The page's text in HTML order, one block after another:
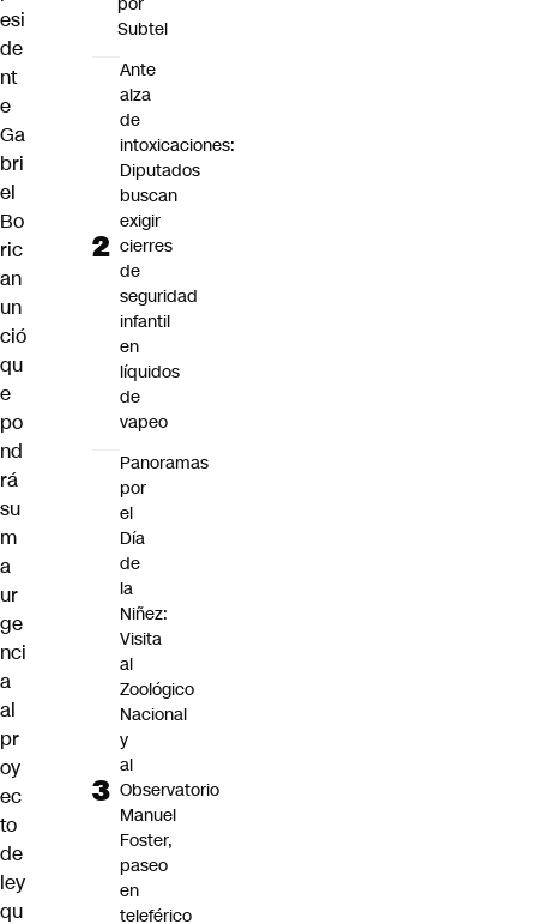
esi
de
nt
e
Ga
bri
el
Bo
ric
an
un
ció
qu
e
po
nd
rá
su
m
a
ur
ge
nci
a
al
pr
oy
ec
to
de
ley
qu
Subtel
Ante
alza
de
intoxicaciones:
Diputados
buscan
exigir
cierres
de
seguridad
infantil
en
líquidos
de
vapeo
Panoramas
por
el
Día
de
la
Niñez:
Visita
al
Zoológico
Nacional
y
al
Observatorio
Manuel
Foster,
paseo
en
teleférico